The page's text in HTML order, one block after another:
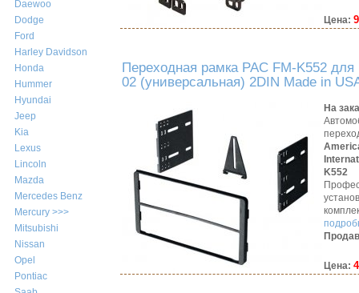
Daewoo
Dodge
Ford
Harley Davidson
Honda
Hummer
Hyundai
Jeep
Kia
Lexus
Lincoln
Mazda
Mercedes Benz
Mercury >>>
Mitsubishi
Nissan
Opel
Pontiac
Цена:
Переходная рамка PAC FM-K552
02 (универсальная) 2DIN Made in
На
K552
Цена: